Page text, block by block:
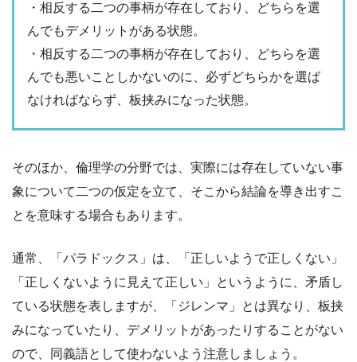
・相反する二つの事柄が存在しており、どちらを選
んでもデメリットがある状態。
・相反する二つの事柄が存在しており、どちらを選
んでも悪いことしかないのに、必ずどちらかを選ば
なければならず、板挟みになった状態。
そのほか、倫理学の分野では、実際には存在していない事
象について二つの仮定を立て、そこから結論を導き出すこ
とを意味する場合もあります。
通常、「パラドックス」は、「正しいようで正しくない」
「正しくないように見えて正しい」というように、矛盾し
ている状態を表しますが、「ジレンマ」とは異なり、板挟
みになっていたり、デメリットがあったりすることがない
ので、同義語として使わないよう注意しましょう。